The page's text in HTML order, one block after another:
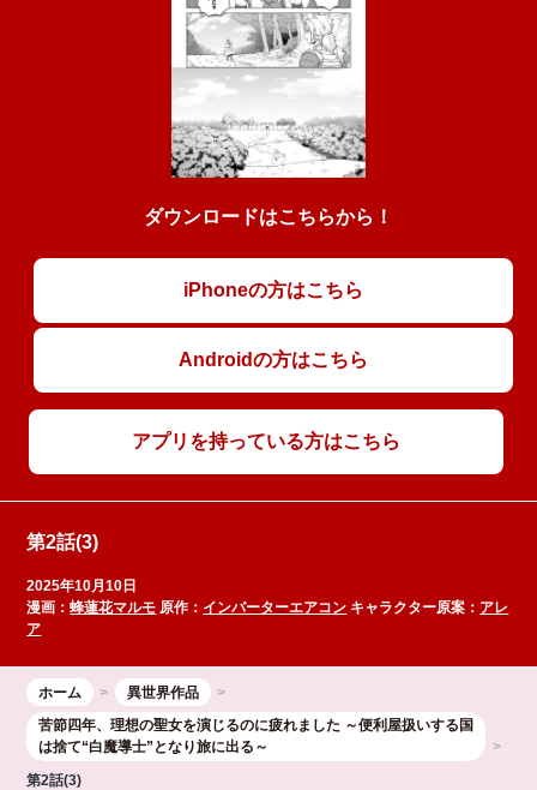
ダウンロードはこちらから！
iPhoneの方はこちら
Androidの方はこちら
アプリを持っている方はこちら
第2話(3)
2025年10月10日
漫画：蜂蓮花マルモ 原作： インバーターエアコン キャラクター原案： アレ
ア
ホーム
異世界作品
苦節四年、理想の聖女を演じるのに疲れました ～便利屋扱いする国
は捨て“白魔導士”となり旅に出る～
第2話(3)